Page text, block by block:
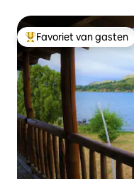
Topfavoriet van gasten
Favoriet van gasten